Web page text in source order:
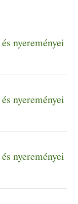
nyereményei
nyereményei
nyereményei